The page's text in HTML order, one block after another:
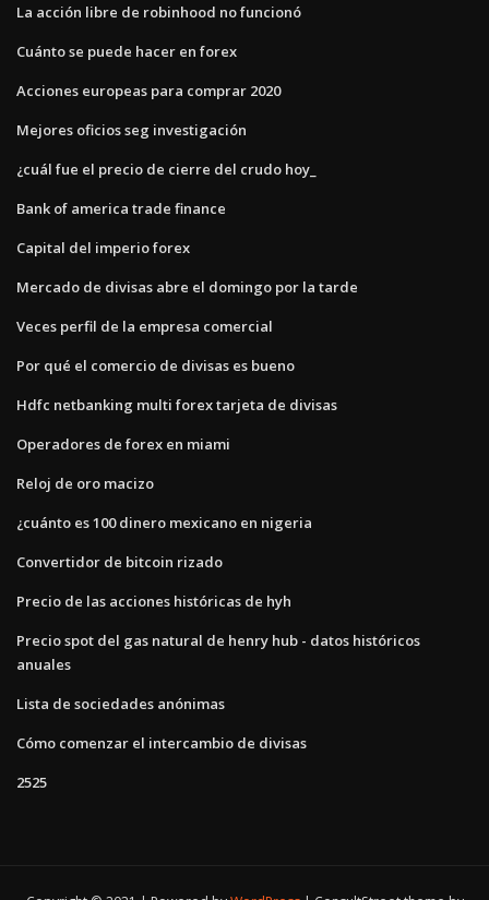
La acción libre de robinhood no funcionó
Cuánto se puede hacer en forex
Acciones europeas para comprar 2020
Mejores oficios seg investigación
¿cuál fue el precio de cierre del crudo hoy_
Bank of america trade finance
Capital del imperio forex
Mercado de divisas abre el domingo por la tarde
Veces perfil de la empresa comercial
Por qué el comercio de divisas es bueno
Hdfc netbanking multi forex tarjeta de divisas
Operadores de forex en miami
Reloj de oro macizo
¿cuánto es 100 dinero mexicano en nigeria
Convertidor de bitcoin rizado
Precio de las acciones históricas de hyh
Precio spot del gas natural de henry hub - datos históricos
anuales
Lista de sociedades anónimas
Cómo comenzar el intercambio de divisas
2525